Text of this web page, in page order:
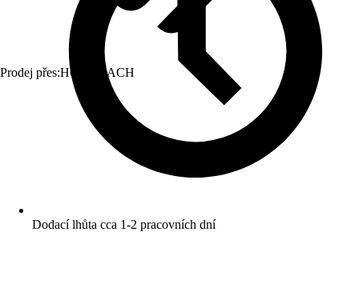
Prodej přes:HORNBACH
Dodací lhůta cca 1-2 pracovních dní